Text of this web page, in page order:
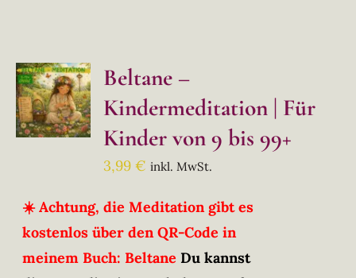
Beltane –
Kindermeditation | Für
Kinder von 9 bis 99+
3,99€ inkl. MwSt.
☀️ Achtung, die Meditation gibt es
kostenlos über den QR-Code in
meinem Buch: Beltane Du kannst